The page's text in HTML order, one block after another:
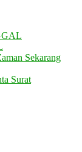
Sekarang
Surat